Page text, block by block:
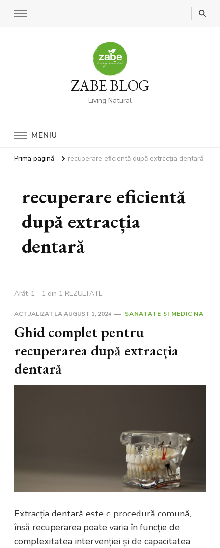
ZABE BLOG
Living Natural
MENIU
Prima pagină recuperare eficientă după extracția dentară
recuperare eficientă
după extracția
dentară
Arăt: 1 - 1 din 1 REZULTATE
ACTUALIZAT LAAUGUST 1, 2024 SANATATE SI MEDICINA
Ghid complet pentru
recuperarea după extracția
dentară
Extracția dentară este o procedură comună,
însă recuperarea poate varia în funcție de
complexitatea intervenției și de capacitatea